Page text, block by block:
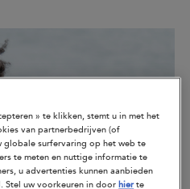
» te klikken, stemt u in met het
van partnerbedrijven (of
surfervaring op het web te
te meten en nuttige informatie te
u advertenties kunnen aanbieden
Stel uw voorkeuren in doorhierte